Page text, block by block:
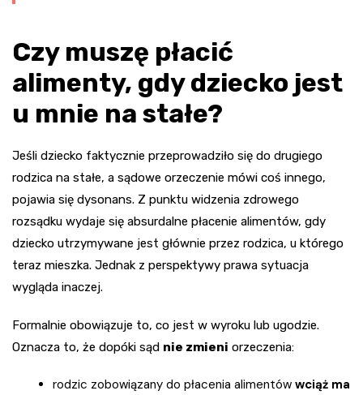
Czy muszę płacić
alimenty, gdy dziecko jest
u mnie na stałe?
Jeśli dziecko faktycznie przeprowadziło się do drugiego
rodzica na stałe, a sądowe orzeczenie mówi coś innego,
pojawia się dysonans. Z punktu widzenia zdrowego
rozsądku wydaje się absurdalne płacenie alimentów, gdy
dziecko utrzymywane jest głównie przez rodzica, u którego
teraz mieszka. Jednak z perspektywy prawa sytuacja
wygląda inaczej.
Formalnie obowiązuje to, co jest w wyroku lub ugodzie.
Oznacza to, że dopóki sąd nie zmieni orzeczenia:
rodzic zobowiązany do płacenia alimentów wciąż ma